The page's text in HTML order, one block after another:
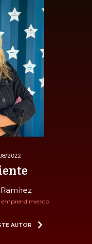
2022
emprendimiento
AUTOR